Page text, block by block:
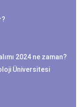
2024 ne zaman?
Üniversitesi